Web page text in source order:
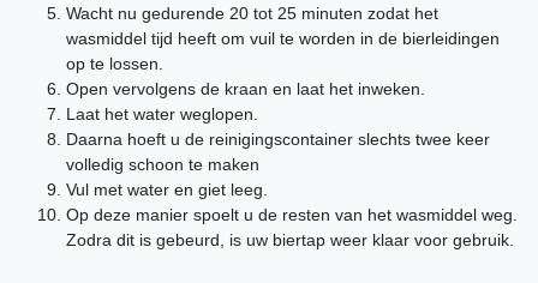
Wacht nu gedurende 20 tot 25 minuten zodat het
wasmiddel tijd heeft om vuil te worden in de bierleidingen
op te lossen.
Open vervolgens de kraan en laat het inweken.
Laat het water weglopen.
Daarna hoeft u de reinigingscontainer slechts twee keer
volledig schoon te maken
Vul met water en giet leeg.
Op deze manier spoelt u de resten van het wasmiddel weg.
Zodra dit is gebeurd, is uw biertap weer klaar voor gebruik.